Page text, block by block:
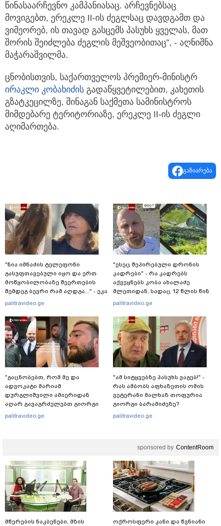
წინასაარჩევნო კამპანიასაც. არჩევნებსაც
მოვიგებთ, ერეკლე II-ის ძეგლსაც დავდგამთ და
ვიმეორებ, ის თავად გასცემს პასუხს ყველას, მათ
შორის შეიძლება ძეგლის მეშვეობითაც”, - აღნიშნა
მაჭარაშვილმა.
ცნობისთვის, საქართველოს პრემიერ-მინისტრ
ირაკლი კობახიძის გადაწყვეტილებით, კახეთის
გზატკეცილზე, შინაგან საქმეთა სამინისტროს
მიმდებარე ტერიტორიაზე, ერეკლე II-ის ძეგლი
აღიმართება.
გაზიარება
"ნია იმნაძის ტელეფონი
გასუფთავებული იყო და ერთ
მოწყობილობაზე შეერთების
შემდეგ ბევრი რამ აღდგა..." - ეკა
კუპატაძე
palitravideo.ge
"გაცნობებთ, რომ მე და
ადვოკატი მარიამ
დურგლიშვილი ამიერიდან
აღარ გავაგრძელებთ გიორგი
ჭიღლაძის ინტერესების დაცვას"
palitravideo.ge
"ესეც შეპირებული დრონის
კადრები" - რა კადრებს
აქვეყნებს კობა ახალაძე
მლეთიდან, სადაც 12 წლის წინ
გურამ დადიანიძე გაუჩინარდა?
palitravideo.ge
"ამ სიტყვებზე პასუხს ვაგებ!" -
რას ამბობს აფხაზეთის ომის
ვეტერანი მალხაზ თოფურია
გიორგი ბარამიძეზე?
palitravideo.ge
sponsored by ContentRoom
მწერების ნაკბენები, მზის
ოქროსფერი კანი და წვნიანი